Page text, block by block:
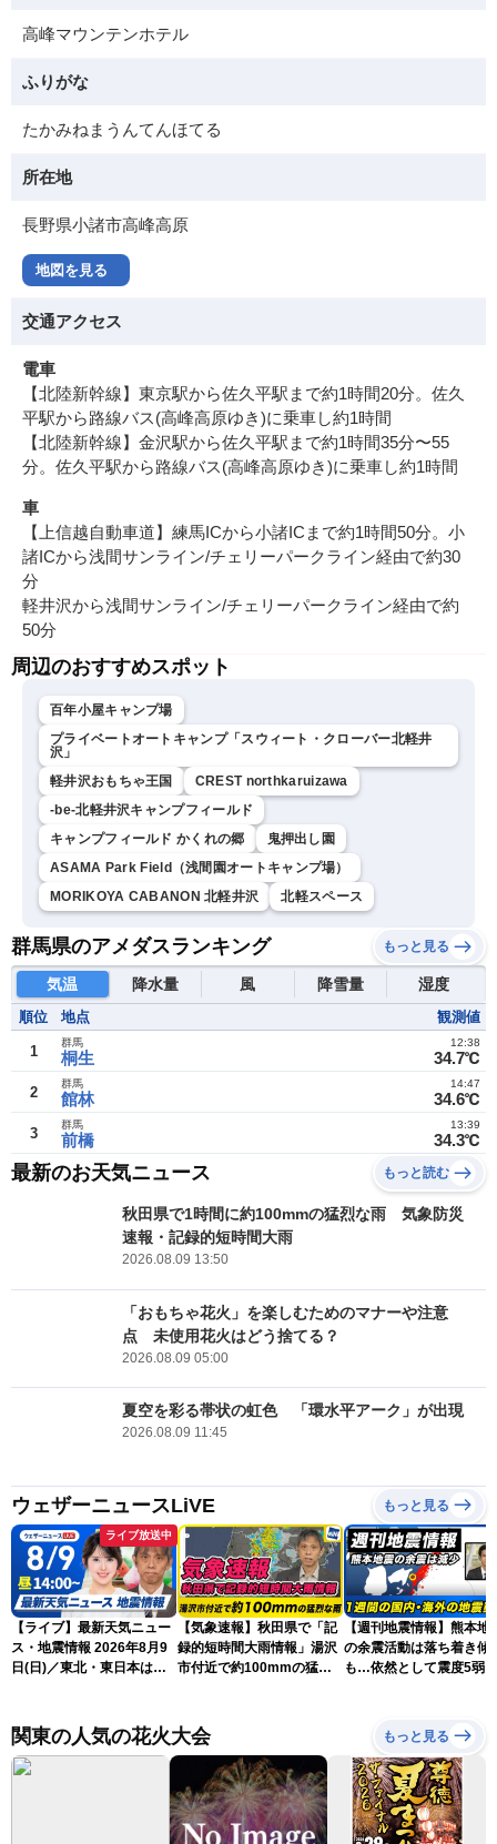
高峰マウンテンホテル
ふりがな
たかみねまうんてんほてる
所在地
長野県小諸市高峰高原
地図を見る
交通アクセス
電車
【北陸新幹線】東京駅から佐久平駅まで約1時間20分。佐久
平駅から路線バス(高峰高原ゆき)に乗車し約1時間
【北陸新幹線】金沢駅から佐久平駅まで約1時間35分〜55
分。佐久平駅から路線バス(高峰高原ゆき)に乗車し約1時間
車
【上信越自動車道】練馬ICから小諸ICまで約1時間50分。小
諸ICから浅間サンライン/チェリーパークライン経由で約30
分
軽井沢から浅間サンライン/チェリーパークライン経由で約
50分
周辺のおすすめスポット
百年小屋キャンプ場
プライベートオートキャンプ「スウィート・クローバー北軽井
沢」
軽井沢おもちゃ王国
CREST northkaruizawa
-be-北軽井沢キャンプフィールド
キャンプフィールド かくれの郷
鬼押出し園
ASAMA Park Field（浅間園オートキャンプ場）
MORIKOYA CABANON 北軽井沢
北軽スペース
群馬県のアメダスランキング もっと見る
気温 降水量 風 降雪量 湿度
順位 地点 観測値
1 桐生
群馬
34.7℃
12:38
2 館林
群馬
34.6℃
14:47
3 前橋
群馬
34.3℃
13:39
最新のお天気ニュース もっと読む
秋田県で1時間に約100mmの猛烈な雨 気象防災
速報・記録的短時間大雨
2026.08.09 13:50
「おもちゃ花火」を楽しむためのマナーや注意
点 未使用花火はどう捨てる？
2026.08.09 05:00
夏空を彩る帯状の虹色 「環水平アーク」が出現
2026.08.09 11:45
ウェザーニュースLiVE もっと見る
ライブ放送中
【ライブ】最新天気ニュー
ス・地震情報 2026年8月9
日(日)／東北・東日本は急
小川千奈／芳野達郎〉
【気象速報】秋田県で「記
録的短時間大雨情報」湯沢
市付近で約100mmの猛烈
【週刊地震情報】熊本地
の余震活動は落ち着き傾
も…依然として震度5弱警
関東の人気の花火大会 もっと見る